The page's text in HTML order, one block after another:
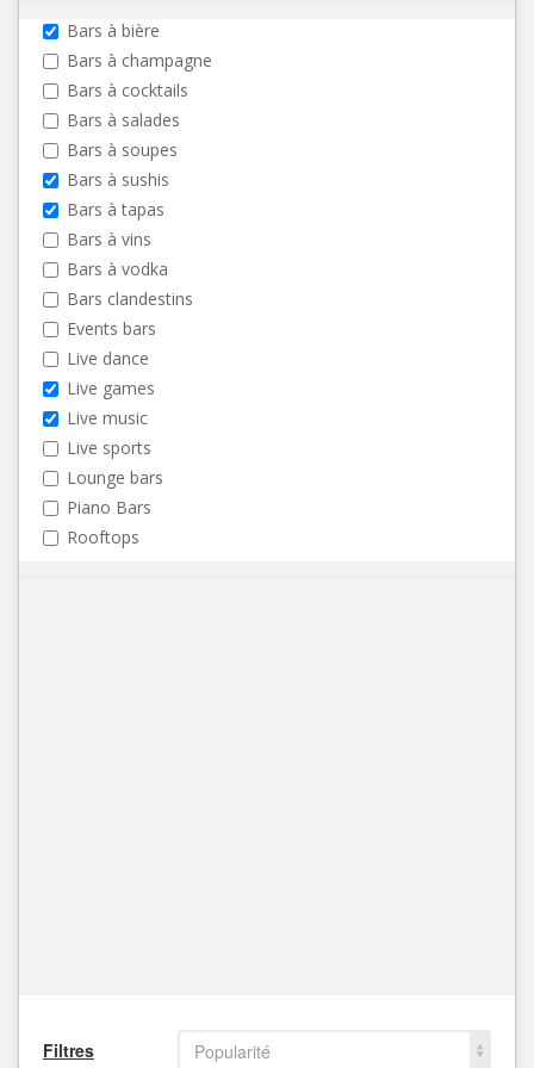
Bars à bière
Bars à champagne
Bars à cocktails
Bars à salades
Bars à soupes
Bars à sushis
Bars à tapas
Bars à vins
Bars à vodka
Bars clandestins
Events bars
Live dance
Live games
Live music
Live sports
Lounge bars
Piano Bars
Rooftops
Filtres Popularité